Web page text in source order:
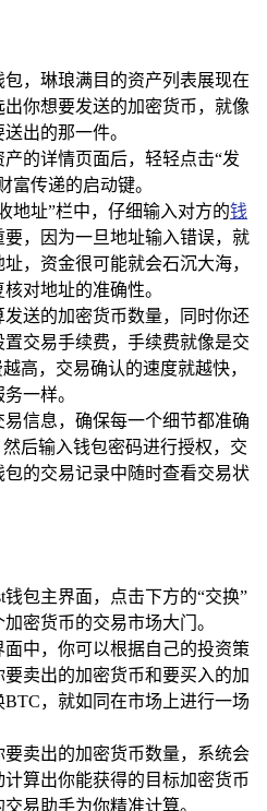
包，琳琅满目的资产列表展现在
你想要发送的加密货币，就像
出的那一件。
产的详情页面后，轻轻点击“发
富传递的启动键。
地址”栏中，仔细输入对方的钱
要，因为一旦地址输入错误，就
，资金很可能就会石沉大海，
对地址的准确性。
发送的加密货币数量，同时你还
交易手续费，手续费就像是交
高，交易确认的速度就越快，
一样。
易信息，确保每一个细节都准确
后输入钱包密码进行授权，交
的交易记录中随时查看交易状
钱包主界面，点击下方的“交换”
密货币的交易市场大门。
面中，你可以根据自己的投资策
卖出的加密货币和要买入的加
，就如同在市场上进行一场
要卖出的加密货币数量，系统会
算出你能获得的目标加密货币
易助手为你精准计算。